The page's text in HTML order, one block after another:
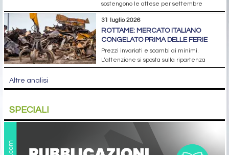
sostengono le attese per settembre
31 luglio 2026
ROTTAME: MERCATO ITALIANO
CONGELATO PRIMA DELLE FERIE
Prezzi invariati e scambi ai minimi.
L’attenzione si sposta sulla ripartenza
Altre analisi
SPECIALI